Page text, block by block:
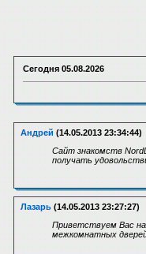
Сегодня 05.08.2026
Андрей (14.05.2013 23:34:44)
Сайт знакомств
получать
Лазарь (14.05.2013 23:27:27)
Приветствуем Вас на
межкомнатных